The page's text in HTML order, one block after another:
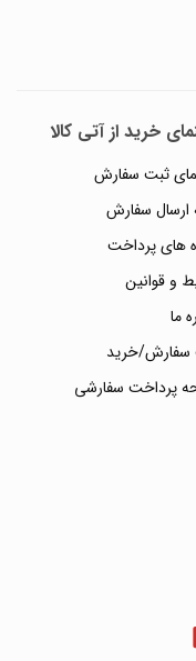
خرید از آتی کالا
ثبت سفارش
ارسال سفارش
های پرداخت
و قوانین
ما
سفارش/خرید
پرداخت سفارشی